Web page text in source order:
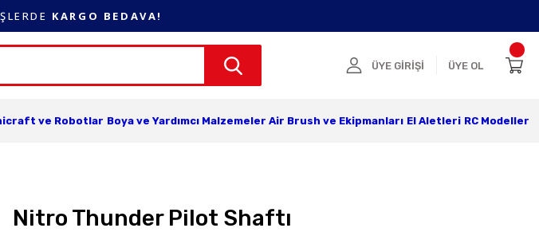
KARGO BEDAVA!
ÜYE GİRİŞİ ÜYE OL
ve Robotlar Boya ve Yardımcı Malzemeler Air Brush ve Ekipmanları El Aletleri RC Modeller
Nitro Thunder Pilot Shaftı